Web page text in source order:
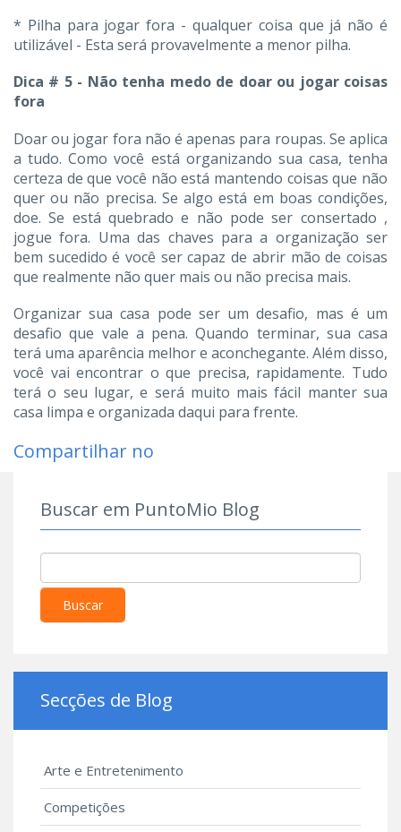
* Pilha para jogar fora - qualquer coisa que já não é
utilizável - Esta será provavelmente a menor pilha.
Dica # 5 - Não tenha medo de doar ou jogar coisas
fora
Doar ou jogar fora não é apenas para roupas. Se aplica
a tudo. Como você está organizando sua casa, tenha
certeza de que você não está mantendo coisas que não
quer ou não precisa. Se algo está em boas condições,
doe. Se está quebrado e não pode ser consertado ,
jogue fora. Uma das chaves para a organização ser
bem sucedido é você ser capaz de abrir mão de coisas
que realmente não quer mais ou não precisa mais.
Organizar sua casa pode ser um desafio, mas é um
desafio que vale a pena. Quando terminar, sua casa
terá uma aparência melhor e aconchegante. Além disso,
você vai encontrar o que precisa, rapidamente. Tudo
terá o seu lugar, e será muito mais fácil manter sua
casa limpa e organizada daqui para frente.
Compartilhar no
Buscar em PuntoMio Blog
Buscar
Secções de Blog
Arte e Entretenimento
Competições